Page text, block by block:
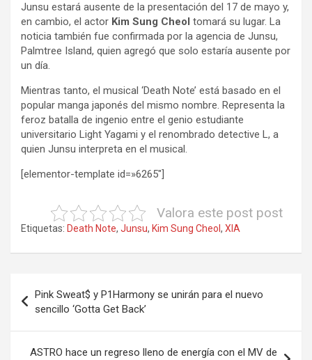
Junsu estará ausente de la presentación del 17 de mayo y,
en cambio, el actor Kim Sung Cheol tomará su lugar. La
noticia también fue confirmada por la agencia de Junsu,
Palmtree Island, quien agregó que solo estaría ausente por
un día.
Mientras tanto, el musical ‘Death Note’ está basado en el
popular manga japonés del mismo nombre. Representa la
feroz batalla de ingenio entre el genio estudiante
universitario Light Yagami y el renombrado detective L, a
quien Junsu interpreta en el musical.
[elementor-template id=»6265″]
Valora este post post
Etiquetas: Death Note, Junsu, Kim Sung Cheol , XIA
Navegación
de
entradas
Pink Sweat$ y ​​P1Harmony se unirán para el nuevo
sencillo ‘Gotta Get Back’
ASTRO hace un regreso lleno de energía con el MV de